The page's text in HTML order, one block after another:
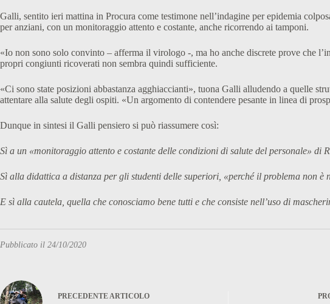
Galli, sentito ieri mattina in Procura come testimone nell’indagine per epidemia
per anziani, con un monitoraggio attento e costante, anche ricorrendo ai tamponi.
«Io non sono solo convinto – afferma il virologo -, ma ho anche discrete prove che
propri congiunti ricoverati non sembra quindi sufficiente.
«Ci sono state posizioni abbastanza agghiaccianti», tuona Galli alludendo a quelle
attentare alla salute degli ospiti. «Un argomento di contendere pesante in linea di
Dunque in sintesi il Galli pensiero si può riassumere così:
Sì a un «monitoraggio attento e costante delle condizioni di salute del personale» di
Sì alla didattica a distanza per gli studenti delle superiori, «perché il problema non
E sì alla cautela, quella che conosciamo bene tutti e che consiste nell’uso di
Pubblicato il 24/10/2020
PRECEDENTE ARTICOLO